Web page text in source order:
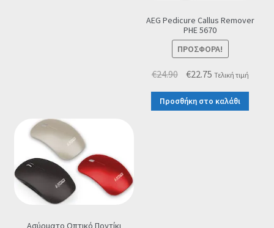
AEG Pedicure Callus Remover
PHE 5670
ΠΡΟΣΦΟΡΆ!
€24.90 Original
was:
€22.75Η
τιμή
Τελική τιμή
Προσθήκη στο καλάθι
Ασύρματο Οπτικό Ποντίκι